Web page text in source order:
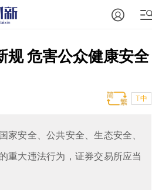
规 危害公众健康安全
T中
家安全、公共安全、生态安全、
重大违法行为，证券交易所应当